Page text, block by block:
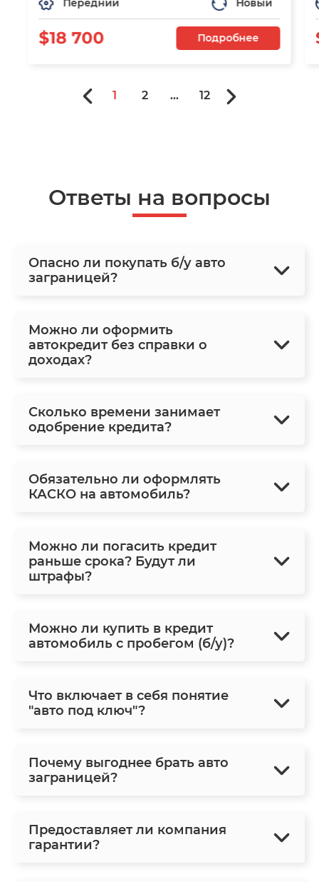
$18 700 Подробнее
1 2 ... 12
Ответы на вопросы
Опасно ли покупать б/у авто
заграницей?
Можно ли оформить
автокредит без справки о
доходах?
Сколько времени занимает
одобрение кредита?
Обязательно ли оформлять
КАСКО на автомобиль?
Можно ли погасить кредит
раньше срока? Будут ли
штрафы?
Можно ли купить в кредит
автомобиль с пробегом (б/у)?
Что включает в себя понятие
"авто под ключ"?
Почему выгоднее брать авто
заграницей?
Предоставляет ли компания
гарантии?